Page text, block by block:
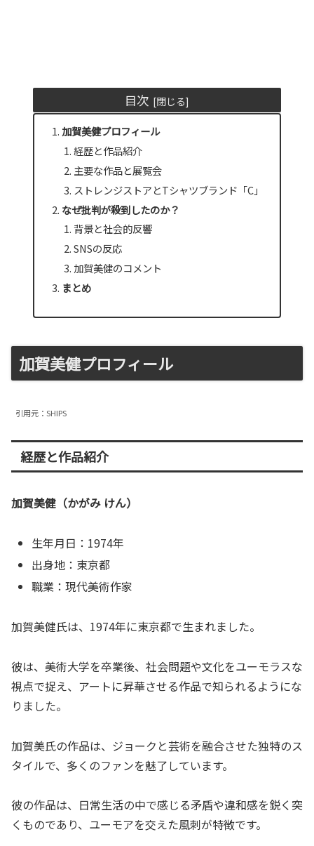
目次
加賀美健プロフィール
経歴と作品紹介
主要な作品と展覧会
ストレンジストアとTシャツブランド「C」
なぜ批判が殺到したのか？
背景と社会的反響
SNSの反応
加賀美健のコメント
まとめ
加賀美健プロフィール
引用元：SHIPS
経歴と作品紹介
加賀美健（かがみ けん）
生年月日：1974年
出身地：東京都
職業：現代美術作家
加賀美健氏は、1974年に東京都で生まれました。
彼は、美術大学を卒業後、社会問題や文化をユーモラスな
視点で捉え、アートに昇華させる作品で知られるようにな
りました。
加賀美氏の作品は、ジョークと芸術を融合させた独特のス
タイルで、多くのファンを魅了しています。
彼の作品は、日常生活の中で感じる矛盾や違和感を鋭く突
くものであり、ユーモアを交えた風刺が特徴です。